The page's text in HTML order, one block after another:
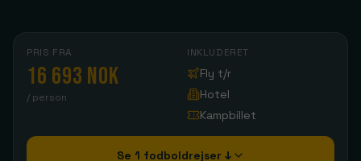
PRIS FRA
16 693 NOK
/ person
INKLUDERET
Fly t/r
Hotel
Kampbillet
Se 1 fodboldrejser ↓